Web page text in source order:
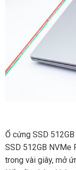
Ổ cứng SSD
SSD 512GB NVMe
trong vài giây, mở